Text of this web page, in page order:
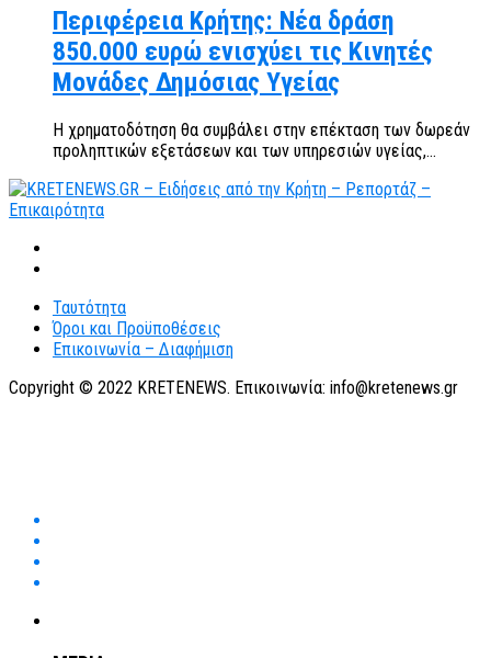
Περιφέρεια Κρήτης: Νέα δράση
850.000 ευρώ ενισχύει τις Κινητές
Μονάδες Δημόσιας Υγείας
Η χρηματοδότηση θα συμβάλει στην επέκταση των δωρεάν
προληπτικών εξετάσεων και των υπηρεσιών υγείας,...
Ταυτότητα
Όροι και Προϋποθέσεις
Επικοινωνία – Διαφήμιση
Copyright © 2022 KRETENEWS. Επικοινωνία: info@kretenews.gr